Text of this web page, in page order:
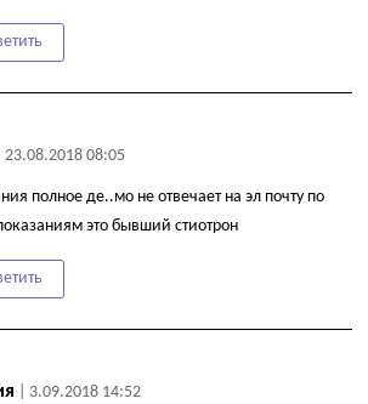
| 23.08.2018 08:05
полное де..мо не отвечает на эл почту по
это бывший стиотрон
| 3.09.2018 14:52